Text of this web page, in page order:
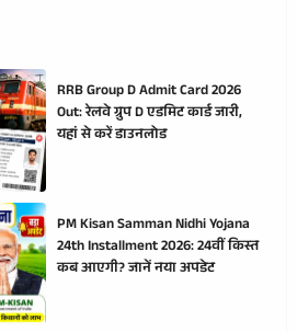
RRB Group D Admit Card 2026
Out: रेलवे ग्रुप D एडमिट कार्ड जारी,
यहां से करें डाउनलोड
PM Kisan Samman Nidhi Yojana
24th Installment 2026: 24वीं किस्त
कब आएगी? जानें नया अपडेट